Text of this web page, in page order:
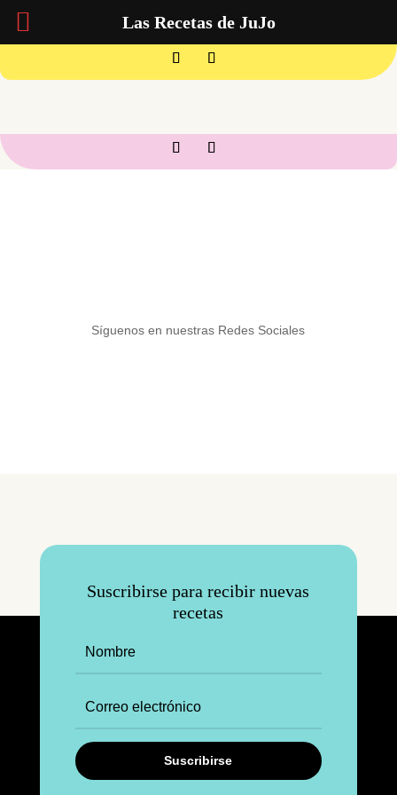
Síguenos en nuestras Redes Sociales
Suscribirse para recibir nuevas
recetas
Suscribirse
Las Recetas de JuJo